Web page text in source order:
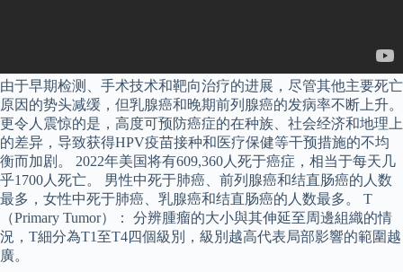
由于早期检测、手术技术和靶向治疗的进展，尽管其他主要死亡
原因的势头减缓，但乳腺癌和晚期前列腺癌的发病率不断上升。
更令人震惊的是，高度可预防癌症的在种族、社会经济和地理上
的差异，导致获得HPV疫苗接种和医疗保健等干预措施的不均
衡而加剧。 2022年美国将有609,360人死于癌症，相当于每天几
乎1700人死亡。 男性中死于肺癌、前列腺癌和结直肠癌的人数
最多，女性中死于肺癌、乳腺癌和结直肠癌的人数最多。 T
（Primary Tumor）： 分辨腫瘤的大小與其伸延至周邊組織的情
況，T細分為T1至T4四個級別，級別越高代表局部影響的範圍越
廣。